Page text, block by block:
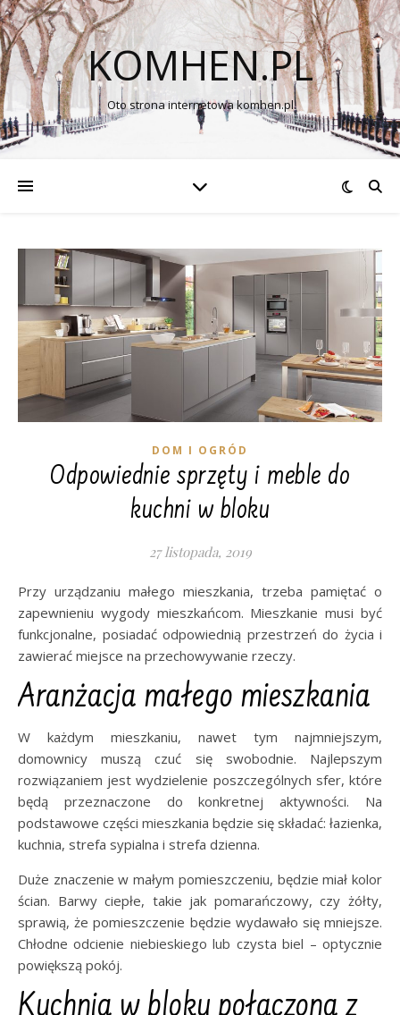
KOMHEN.PL
Oto strona internetowa komhen.pl
DOM I OGRÓD
Odpowiednie sprzęty i meble do
kuchni w bloku
27 listopada, 2019
Przy urządzaniu małego mieszkania, trzeba pamiętać o
zapewnieniu wygody mieszkańcom. Mieszkanie musi być
funkcjonalne, posiadać odpowiednią przestrzeń do życia i
zawierać miejsce na przechowywanie rzeczy.
Aranżacja małego mieszkania
W każdym mieszkaniu, nawet tym najmniejszym,
domownicy muszą czuć się swobodnie. Najlepszym
rozwiązaniem jest wydzielenie poszczególnych sfer, które
będą przeznaczone do konkretnej aktywności. Na
podstawowe części mieszkania będzie się składać: łazienka,
kuchnia, strefa sypialna i strefa dzienna.
Duże znaczenie w małym pomieszczeniu, będzie miał kolor
ścian. Barwy ciepłe, takie jak pomarańczowy, czy żółty,
sprawią, że pomieszczenie będzie wydawało się mniejsze.
Chłodne odcienie niebieskiego lub czysta biel – optycznie
powiększą pokój.